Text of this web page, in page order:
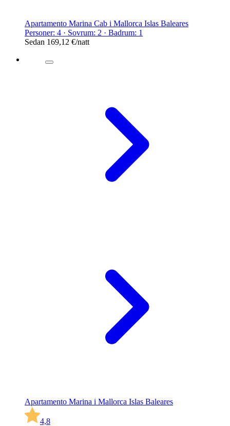
Apartamento Marina Cab i Mallorca Islas Baleares
Personer: 4 · Sovrum: 2 · Badrum: 1
Sedan 169,12 €/natt
Apartamento Marina i Mallorca Islas Baleares
4,8